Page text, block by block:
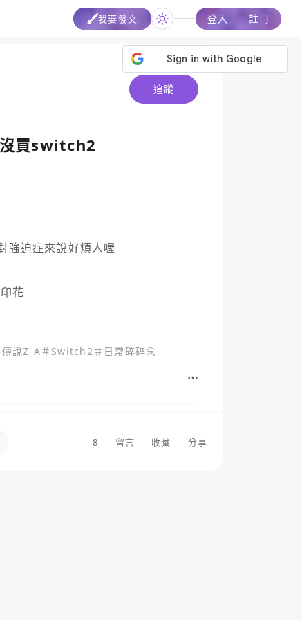
我要發文 登入 註冊
追蹤
買switch2
強迫症來說好煩人喔
花
說Z-A＃ Switch2＃ 日常碎碎念
8 留言 收藏 分享